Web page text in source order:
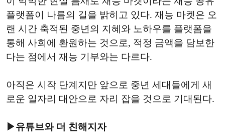
플랫폼이 나름의 길을 밝히고 있다. 재능 마켓은 오
랜 시간 축적된 중년의 지혜와 노하우를 플랫폼을
통해 사회에 환원하는 것으로, 적정 금액을 담보한
다는 점에서 재능 기부와는 다르다.
아직은 시작 단계지만 앞으로 중년 세대들에게 새
로운 일자리 대안으로 자리 잡을 것으로 기대된다.
▶유튜브와 더 친해지자